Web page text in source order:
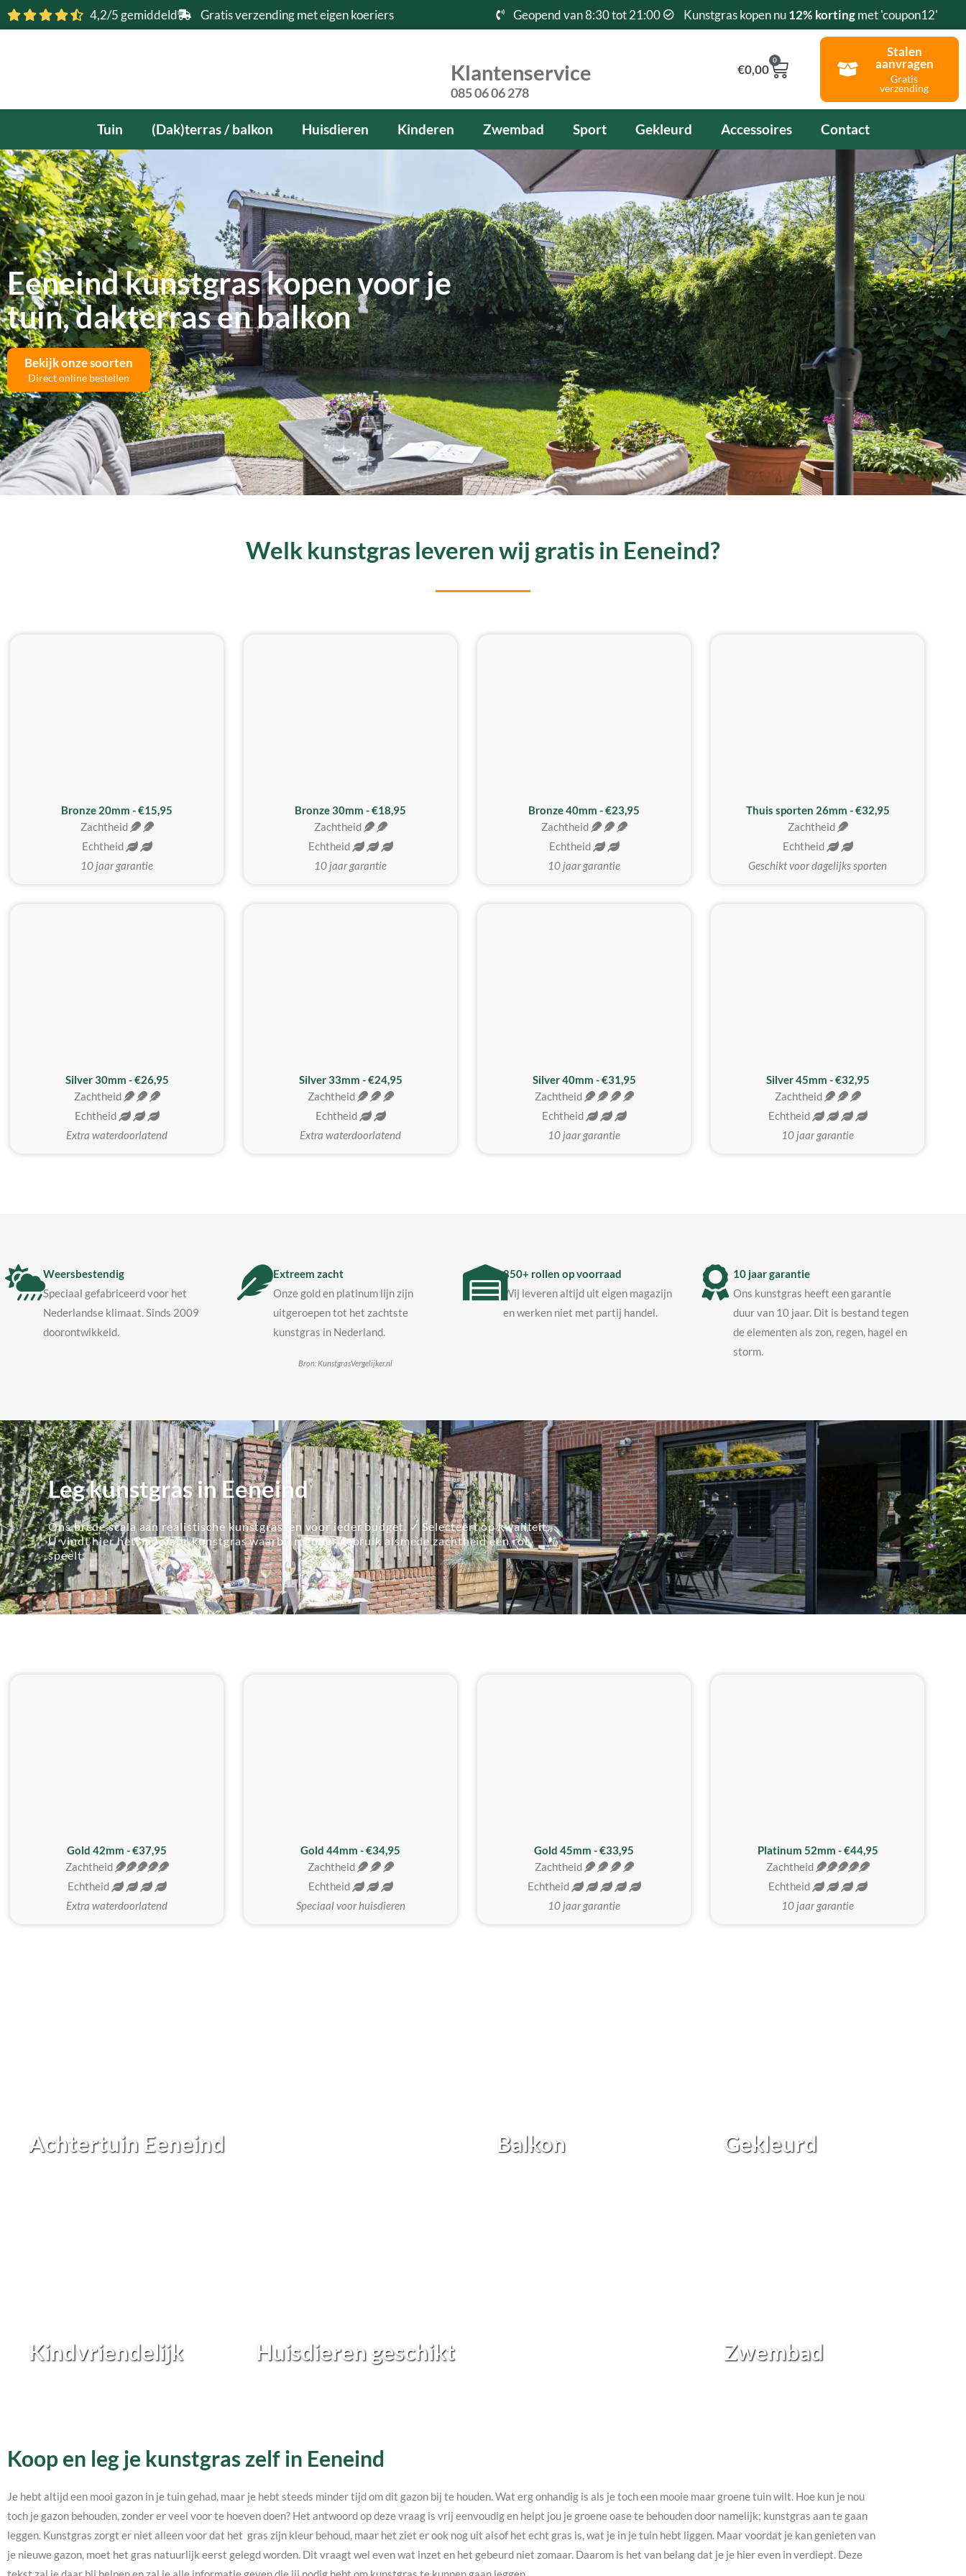
Ga
naar
4,2/5 gemiddeld Gratis verzending met eigen koeriers Geopend van 8:30 tot 21:00 Kunstgras kopen nu12% kortingmet 'coupon12'
Klantenservice
085 06 06 278
€0,00
0
Winkelwagen
Stalen
aanvragen
Gratis
verzending
Tuin (Dak)terras / balkon Huisdieren Kinderen Zwembad Sport Gekleurd Accessoires Contact
Eeneind kunstgras kopen voor je
tuin, dakterras en balkon
Bekijk onze soorten
Direct online bestellen
Welk kunstgras leveren wij gratis in Eeneind?
Bronze 20mm - €15,95
Zachtheid
Echtheid
10 jaar garantie
Bronze 30mm - €18,95
Zachtheid
Echtheid
10 jaar garantie
Bronze 40mm - €23,95
Zachtheid
Echtheid
10 jaar garantie
Thuis sporten 26mm - €32,95
Zachtheid
Echtheid
Geschikt voor dagelijks sporten
Silver 30mm - €26,95
Zachtheid
Echtheid
Extra waterdoorlatend
Silver 33mm - €24,95
Zachtheid
Echtheid
Extra waterdoorlatend
Silver 40mm - €31,95
Zachtheid
Echtheid
10 jaar garantie
MEEST GEKOZEN
Silver 45mm - €32,95
Zachtheid
Echtheid
10 jaar garantie
Weersbestendig
Speciaal gefabriceerd voor het
Nederlandse klimaat. Sinds 2009
doorontwikkeld.
Extreem zacht
Onze gold en platinum lijn zijn
uitgeroepen tot het zachtste
kunstgras in Nederland.
Bron: KunstgrasVergelijker.nl
850+ rollen op voorraad
Wij leveren altijd uit eigen magazijn
en werken niet met partij handel.
10 jaar garantie
Ons kunstgras heeft een garantie
duur van 10 jaar. Dit is bestand tegen
de elementen als zon, regen, hagel en
storm.
Leg kunstgras in Eeneind
Ons brede scala aan realistische kunstgrassen voor ieder budget. ✓ Selecteert op kwaliteit.
U vindt hier het 'mooiste' kunstgras waarbij regulier gebruik alsmede zachtheid een rol
speelt.
Gold 42mm - €37,95
Zachtheid
Echtheid
Extra waterdoorlatend
Gold 44mm - €34,95
Zachtheid
Echtheid
Speciaal voor huisdieren
Gold 45mm - €33,95
Zachtheid
Echtheid
10 jaar garantie
Platinum 52mm - €44,95
Zachtheid
Echtheid
10 jaar garantie
Achtertuin Eeneind Balkon Gekleurd
Kindvriendelijk Huisdieren geschikt Zwembad
Koop en leg je kunstgras zelf in Eeneind
Je hebt altijd een mooi gazon in je tuin gehad, maar je hebt steeds minder tijd om dit gazon bij te houden. Wat erg onhandig is als je toch een mooie maar groene tuin wilt. Hoe kun je nou
toch je gazon behouden, zonder er veel voor te hoeven doen? Het antwoord op deze vraag is vrij eenvoudig en helpt jou je groene oase te behouden door namelijk; kunstgras aan te gaan
leggen. Kunstgras zorgt er niet alleen voor dat het gras zijn kleur behoud, maar het ziet er ook nog uit alsof het echt gras is, wat je in je tuin hebt liggen. Maar voordat je kan genieten van
je nieuwe gazon, moet het gras natuurlijk eerst gelegd worden. Dit vraagt wel even wat inzet en het gebeurd niet zomaar. Daarom is het van belang dat je je hier even in verdiept. Deze